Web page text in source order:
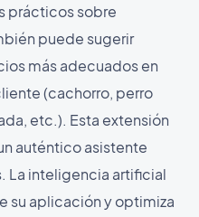
prácticos sobre
puede sugerir
más adecuados en
(cachorro, perro
etc.). Esta extensión
auténtico asistente
La inteligencia artificial
su aplicación y optimiza